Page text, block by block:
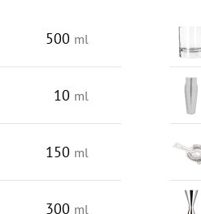
500 ml
10 ml
150 ml
300 ml